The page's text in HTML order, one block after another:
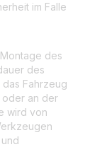
im Falle
des
des
Fahrzeug
oder an der
wird von